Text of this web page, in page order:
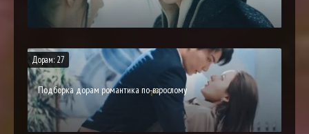
Дорам: 27
Подборка дорам романтика по-взрослому